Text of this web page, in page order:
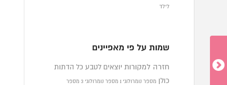
לילד
שמות על פי מאפיינים
חזרה למקורות יוצאים לטבע כל הדתות
כולן מספר נומרולוגי 1 מספר נומרולוגי 3 מספר